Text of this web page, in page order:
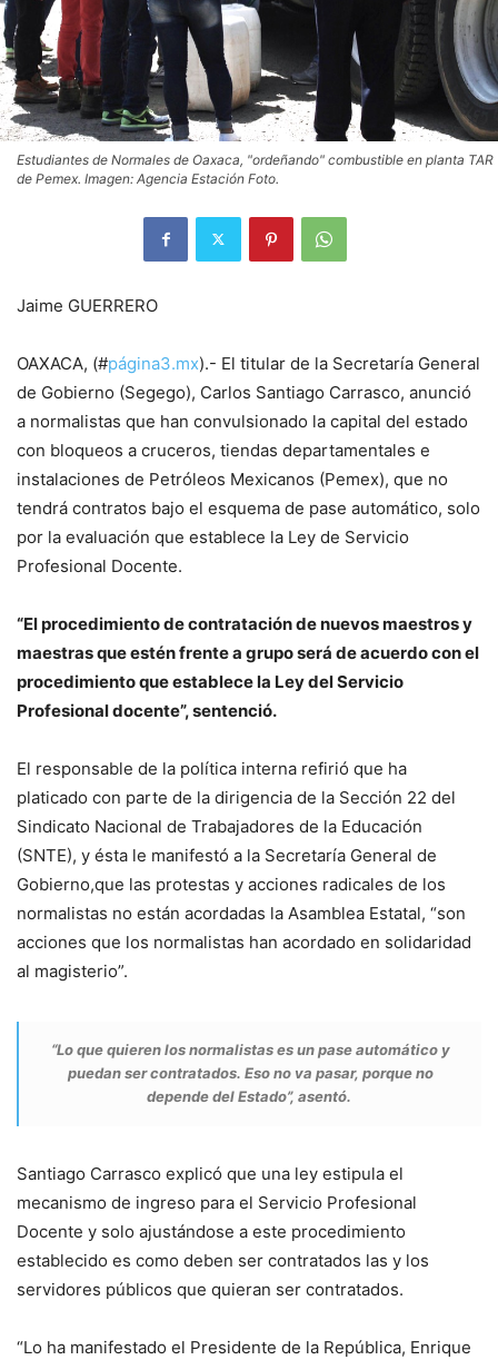
Estudiantes de Normales de Oaxaca, "ordeñando" combustible en planta TAR
de Pemex. Imagen: Agencia Estación Foto.
Jaime GUERRERO
OAXACA, (#página3.mx).- El titular de la Secretaría General
de Gobierno (Segego), Carlos Santiago Carrasco, anunció
a normalistas que han convulsionado la capital del estado
con bloqueos a cruceros, tiendas departamentales e
instalaciones de Petróleos Mexicanos (Pemex), que no
tendrá contratos bajo el esquema de pase automático, solo
por la evaluación que establece la Ley de Servicio
Profesional Docente.
“El procedimiento de contratación de nuevos maestros y
maestras que estén frente a grupo será de acuerdo con el
procedimiento que establece la Ley del Servicio
Profesional docente”, sentenció.
El responsable de la política interna refirió que ha
platicado con parte de la dirigencia de la Sección 22 del
Sindicato Nacional de Trabajadores de la Educación
(SNTE), y ésta le manifestó a la Secretaría General de
Gobierno,que las protestas y acciones radicales de los
normalistas no están acordadas la Asamblea Estatal, “son
acciones que los normalistas han acordado en solidaridad
al magisterio”.
“Lo que quieren los normalistas es un pase automático y
puedan ser contratados. Eso no va pasar, porque no
depende del Estado”, asentó.
Santiago Carrasco explicó que una ley estipula el
mecanismo de ingreso para el Servicio Profesional
Docente y solo ajustándose a este procedimiento
establecido es como deben ser contratados las y los
servidores públicos que quieran ser contratados.
“Lo ha manifestado el Presidente de la República, Enrique